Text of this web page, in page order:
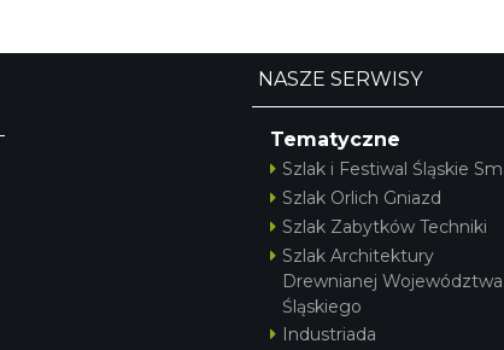
NASZE SERWISY
Tematyczne
Szlak i Festiwal Śląskie
Szlak Orlich Gniazd
Szlak Zabytków Techniki
Szlak Architektury
Drewnianej Województwa
Śląskiego
Industriada